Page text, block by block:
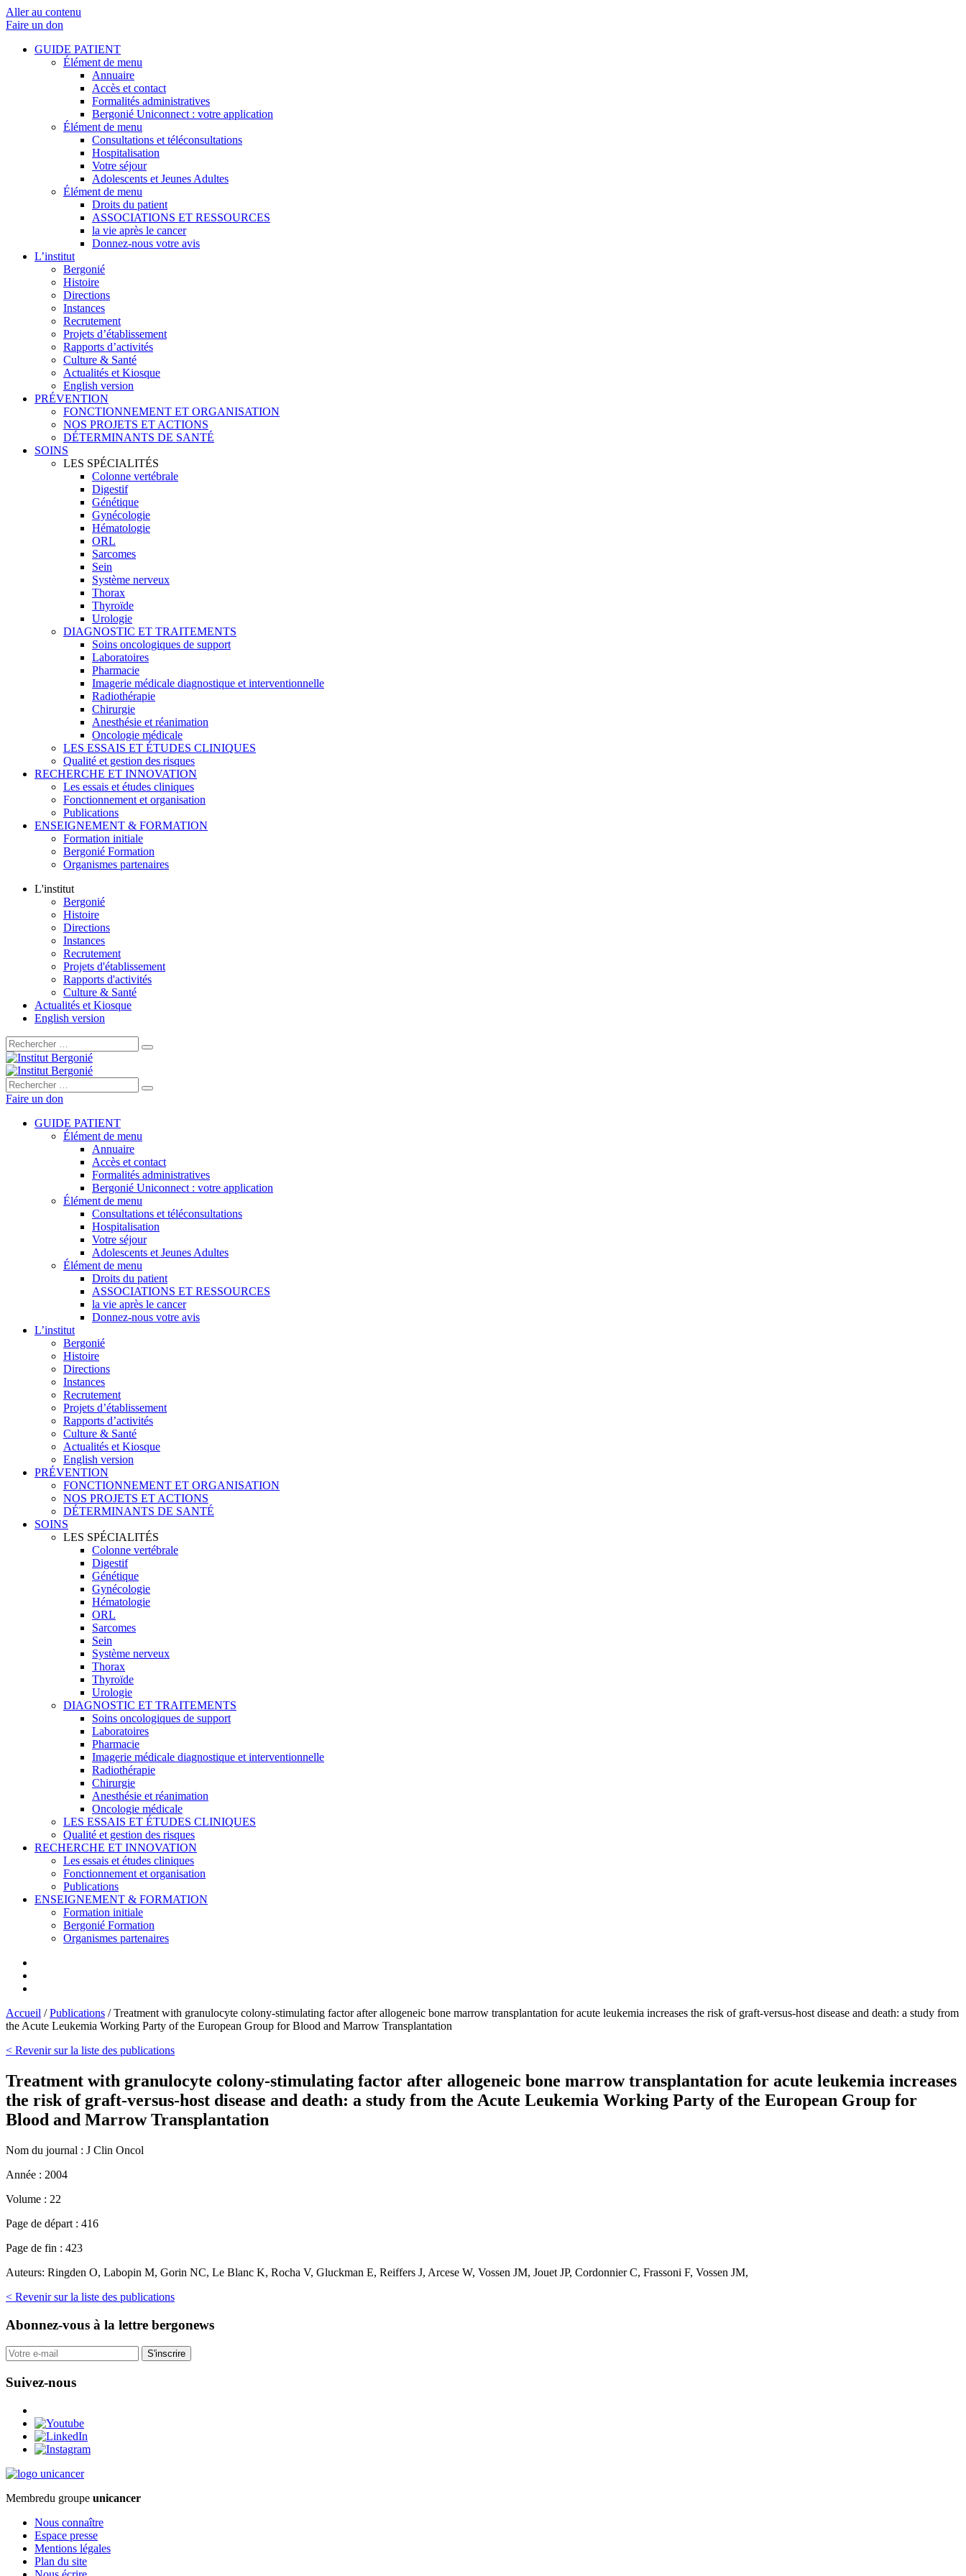
Aller au contenu
Faire un don
GUIDE PATIENT
Élément de menu
Annuaire
Accès et contact
Formalités administratives
Bergonié Uniconnect : votre application
Élément de menu
Consultations et téléconsultations
Hospitalisation
Votre séjour
Adolescents et Jeunes Adultes
Élément de menu
Droits du patient
ASSOCIATIONS ET RESSOURCES
la vie après le cancer
Donnez-nous votre avis
L’institut
Bergonié
Histoire
Directions
Instances
Recrutement
Projets d’établissement
Rapports d’activités
Culture & Santé
Actualités et Kiosque
English version
PRÉVENTION
FONCTIONNEMENT ET ORGANISATION
NOS PROJETS ET ACTIONS
DÉTERMINANTS DE SANTÉ
SOINS
LES SPÉCIALITÉS
Colonne vertébrale
Digestif
Génétique
Gynécologie
Hématologie
ORL
Sarcomes
Sein
Système nerveux
Thorax
Thyroïde
Urologie
DIAGNOSTIC ET TRAITEMENTS
Soins oncologiques de support
Laboratoires
Pharmacie
Imagerie médicale diagnostique et interventionnelle
Radiothérapie
Chirurgie
Anesthésie et réanimation
Oncologie médicale
LES ESSAIS ET ÉTUDES CLINIQUES
Qualité et gestion des risques
RECHERCHE ET INNOVATION
Les essais et études cliniques
Fonctionnement et organisation
Publications
ENSEIGNEMENT & FORMATION
Formation initiale
Bergonié Formation
Organismes partenaires
L'institut
Bergonié
Histoire
Directions
Instances
Recrutement
Projets d'établissement
Rapports d'activités
Culture & Santé
Actualités et Kiosque
English version
Rechercher :
Rechercher :
Faire un don
GUIDE PATIENT
Élément de menu
Annuaire
Accès et contact
Formalités administratives
Bergonié Uniconnect : votre application
Élément de menu
Consultations et téléconsultations
Hospitalisation
Votre séjour
Adolescents et Jeunes Adultes
Élément de menu
Droits du patient
ASSOCIATIONS ET RESSOURCES
la vie après le cancer
Donnez-nous votre avis
L’institut
Bergonié
Histoire
Directions
Instances
Recrutement
Projets d’établissement
Rapports d’activités
Culture & Santé
Actualités et Kiosque
English version
PRÉVENTION
FONCTIONNEMENT ET ORGANISATION
NOS PROJETS ET ACTIONS
DÉTERMINANTS DE SANTÉ
SOINS
LES SPÉCIALITÉS
Colonne vertébrale
Digestif
Génétique
Gynécologie
Hématologie
ORL
Sarcomes
Sein
Système nerveux
Thorax
Thyroïde
Urologie
DIAGNOSTIC ET TRAITEMENTS
Soins oncologiques de support
Laboratoires
Pharmacie
Imagerie médicale diagnostique et interventionnelle
Radiothérapie
Chirurgie
Anesthésie et réanimation
Oncologie médicale
LES ESSAIS ET ÉTUDES CLINIQUES
Qualité et gestion des risques
RECHERCHE ET INNOVATION
Les essais et études cliniques
Fonctionnement et organisation
Publications
ENSEIGNEMENT & FORMATION
Formation initiale
Bergonié Formation
Organismes partenaires
Accueil /Publications /Treatment with granulocyte colony-stimulating factor after allogeneic bone marrow transplantation for acute leukemia increases the risk of graft-versus-host disease and death: a study from
the Acute Leukemia Working Party of the European Group for Blood and Marrow Transplantation
< Revenir sur la liste des publications
Treatment with granulocyte colony-stimulating factor after allogeneic bone marrow transplantation for acute leukemia increases
the risk of graft-versus-host disease and death: a study from the Acute Leukemia Working Party of the European Group for
Blood and Marrow Transplantation
Nom du journal : J Clin Oncol
Année : 2004
Volume : 22
Page de départ : 416
Page de fin : 423
Auteurs: Ringden O, Labopin M, Gorin NC, Le Blanc K, Rocha V, Gluckman E, Reiffers J, Arcese W, Vossen JM, Jouet JP, Cordonnier C, Frassoni F, Vossen JM,
< Revenir sur la liste des publications
Abonnez-vous à la lettre bergonews
S'inscrire
Suivez-nous
Membredu groupe unicancer
Nous connaître
Espace presse
Mentions légales
Plan du site